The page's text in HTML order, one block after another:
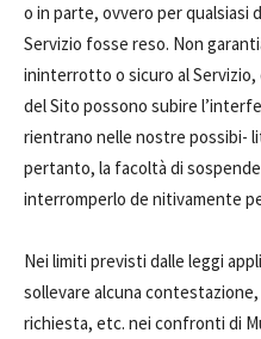
o in parte, ovvero per qualsiasi
Servizio fosse reso. Non
ininterrotto o sicuro al Servizio,
del Sito possono subire
rientrano nelle nostre possibi-
pertanto, la facoltà di
interromperlo de nitivamente
Nei limiti previsti dalle leggi
sollevare alcuna
richiesta, etc. nei confronti di